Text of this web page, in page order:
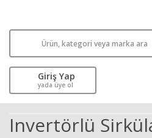
Giriş Yap
yada üye ol
Invertörlü